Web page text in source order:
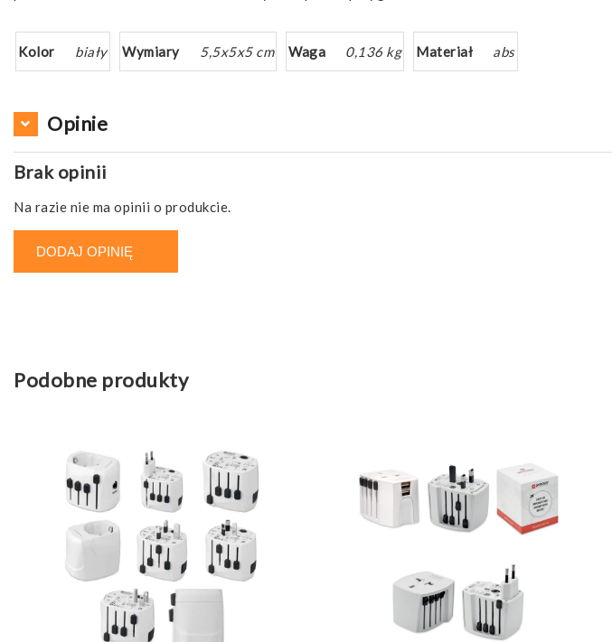
Kolor biały Wymiary 5,5x5x5 cm Waga 0,136 kg Materiał abs
Opinie
Brak opinii
Na razie nie ma opinii o produkcie.
DODAJ OPINIĘ
Podobne produkty